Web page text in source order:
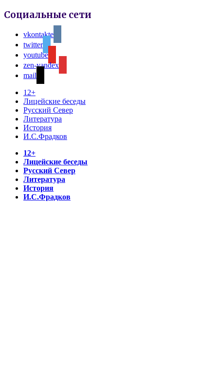
Социальные сети
vkontakte
twitter
youtube
zen-yandex
mail
12+
Лицейские беседы
Русский Север
Литература
История
И.С.Фрадков
12+
Лицейские беседы
Русский Север
Литература
История
И.С.Фрадков